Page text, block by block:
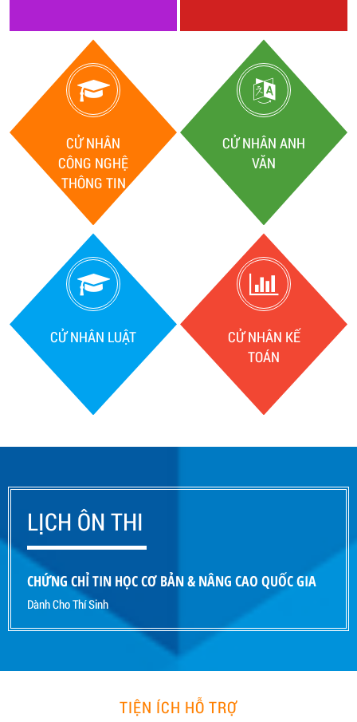
CỬ NHÂN
CÔNG NGHỆ
THÔNG TIN
CỬ NHÂN ANH
VĂN
CỬ NHÂN LUẬT
CỬ NHÂN KẾ
TOÁN
LỊCH ÔN THI
CHỨNG CHỈ TIN HỌC CƠ BẢN & NÂNG CAO QUỐC GIA
Dành Cho Thí Sinh
TIỆN ÍCH HỖ TRỢ